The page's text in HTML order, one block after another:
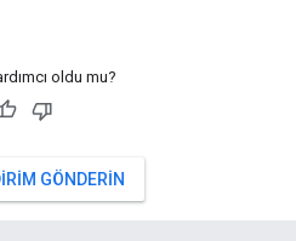
oldu mu?
GÖNDERIN